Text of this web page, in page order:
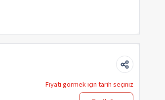
Fiyatı görmek için tarih seçiniz